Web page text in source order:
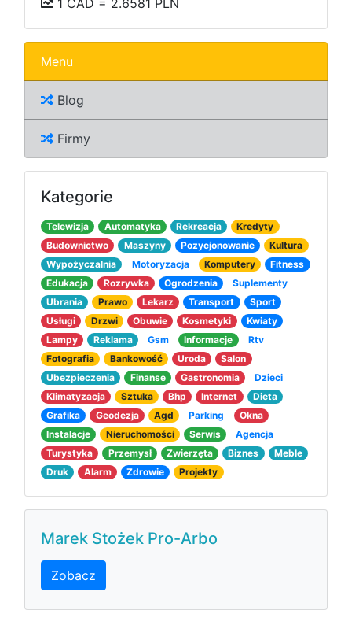
Menu
Blog
Firmy
Kategorie
Telewizja Automatyka Rekreacja
Kredyty
Budownictwo
Maszyny Pozycjonowanie
Kultura
Wypożyczalnia
Motoryzacja Komputery
Fitness
Edukacja
Rozrywka Ogrodzenia
Suplementy
Ubrania
Prawo Lekarz Transport
Sport
Usługi
Drzwi Obuwie Kosmetyki
Kwiaty
Lampy
Reklama Gsm Informacje
Rtv
Fotografia
Bankowość Uroda
Salon
Ubezpieczenia
Finanse Gastronomia
Dzieci
Klimatyzacja
Sztuka Bhp Internet
Dieta
Grafika
Geodezja Agd Parking
Okna
Instalacje
Nieruchomości Serwis
Agencja
Turystyka
Przemysł Zwierzęta Biznes
Meble
Druk
Alarm Zdrowie Projekty
Marek Stożek Pro-Arbo
Zobacz